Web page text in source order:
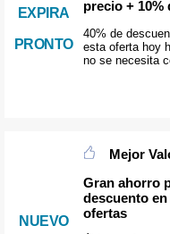
EXPIRA
PRONTO
precio + 10%
40% de
esta oferta hoy
no se necesita
NUEVO
Mejor
Gran ahorro
descuento
ofertas